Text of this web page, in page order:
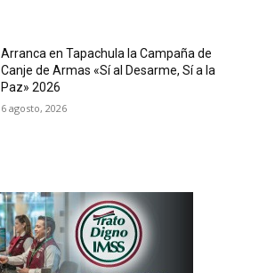
Arranca en Tapachula la Campaña de
Canje de Armas «Sí al Desarme, Sí a la
Paz» 2026
6 agosto, 2026